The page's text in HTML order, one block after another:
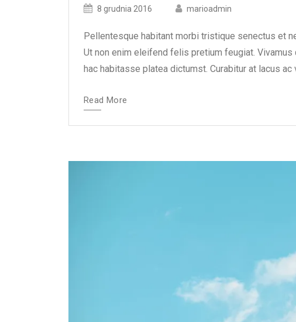
Posted8 grudnia 2016
Posted
marioadmin
Pellentesque habitant morbi tristique senectus et
Ut non enim eleifend felis pretium feugiat.
hac habitasse platea dictumst. Curabitur at lacus ac
Read More